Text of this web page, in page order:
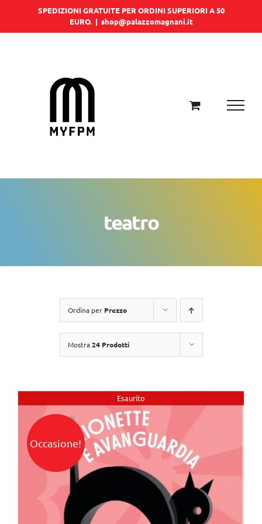
SPEDIZIONI GRATUITE PER ORDINI SUPERIORI A 50
EURO. | shop@palazzomagnani.it
teatro
Ordina per Prezzo
Mostra24 Prodotti
Esaurito
Occasione!